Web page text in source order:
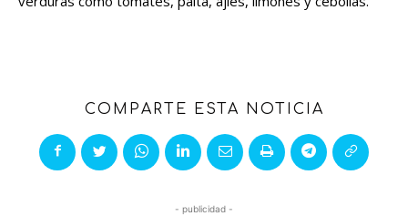
COMPARTE ESTA NOTICIA
- publicidad -